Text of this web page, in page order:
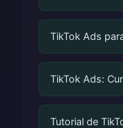
TikTok Ads
TikTok Ads:
Tutorial de